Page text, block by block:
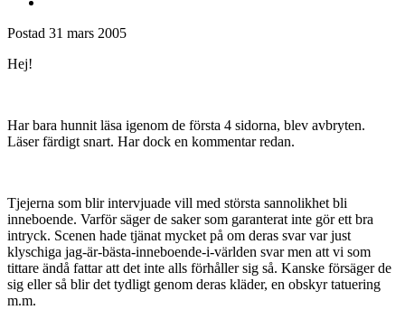
Postad 31 mars 2005
Hej!
Har bara hunnit läsa igenom de första 4 sidorna, blev avbryten.
Läser färdigt snart. Har dock en kommentar redan.
Tjejerna som blir intervjuade vill med största sannolikhet bli
inneboende. Varför säger de saker som garanterat inte gör ett bra
intryck. Scenen hade tjänat mycket på om deras svar var just
klyschiga jag-är-bästa-inneboende-i-världen svar men att vi som
tittare ändå fattar att det inte alls förhåller sig så. Kanske försäger de
sig eller så blir det tydligt genom deras kläder, en obskyr tatuering
m.m.